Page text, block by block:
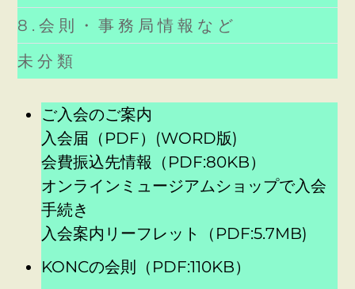
8.会則・事務局情報など
未分類
ご入会のご案内
入会届（PDF）
(WORD版)
会費振込先情報（PDF:80KB）
オンラインミュージアムショップで入会
手続き
入会案内リーフレット（PDF:5.7MB)
KONCの会則（PDF:110KB）